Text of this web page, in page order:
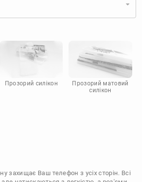
Прозорий силікон
Прозорий матовий
силікон
захищає Ваш телефон з усіх сторін. Всі